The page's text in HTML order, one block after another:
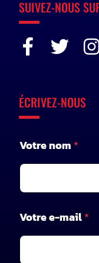
SUIVEZ-NOUS
ÉCRIVEZ-NOUS
Votre nom *
o
m
o
Votre e-mail*